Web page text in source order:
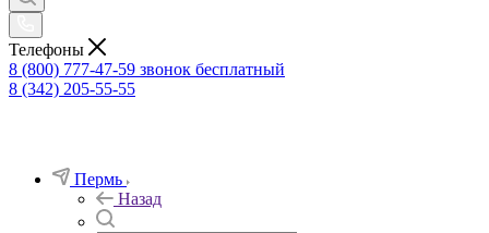
Телефоны
8 (800) 777-47-59 звонок бесплатный
8 (342) 205-55-55
Пермь
Назад